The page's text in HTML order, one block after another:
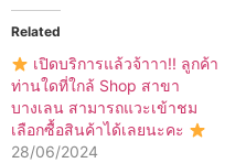
Related
เปิดบริการแล้วจ้าาา!! ลูกค้า
ท่านใดที่ใกล้ Shop สาขา
บางเลน สามารถแวะเข้าชม
เลือกซื้อสินค้าได้เลยนะคะ
28/06/2024